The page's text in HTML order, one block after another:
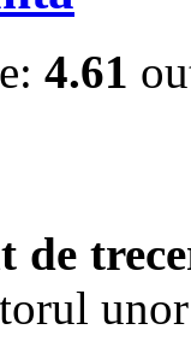
4.61
de